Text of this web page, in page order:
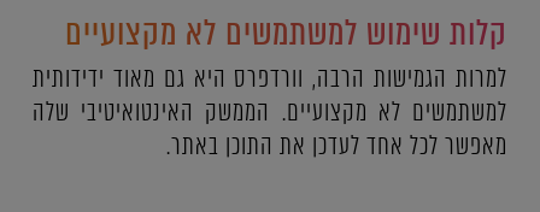
קלות שימוש למשתמשים לא מקצועיים
למרות הגמישות הרבה, וורדפרס היא גם מאוד ידידותית
למשתמשים לא מקצועיים. הממשק האינטואיטיבי שלה
מאפשר לכל אחד לעדכן את התוכן באתר.